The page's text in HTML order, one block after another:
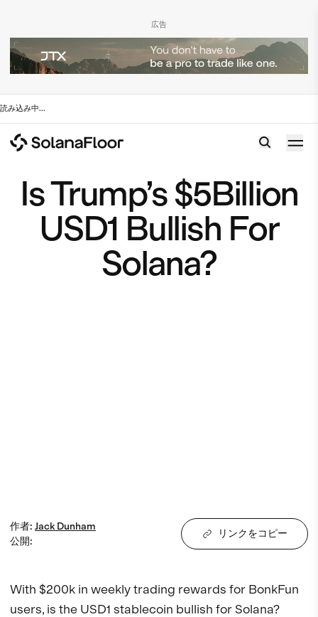
広告
読み込み中...
Is Trump’s $5Billion
USD1 Bullish For
Solana?
作者: Jack Dunham
公開:
リンクをコピー
With $200k in weekly trading rewards for BonkFun
users, is the USD1 stablecoin bullish for Solana?